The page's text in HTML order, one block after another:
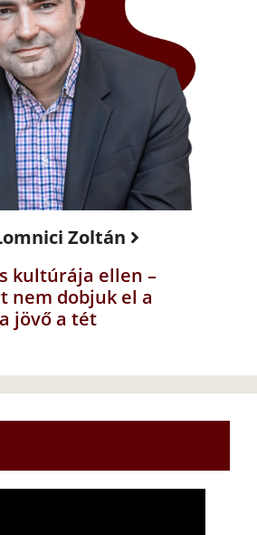
Zoltán
kultúrája ellen –
nem dobjuk el a
jövő a tét